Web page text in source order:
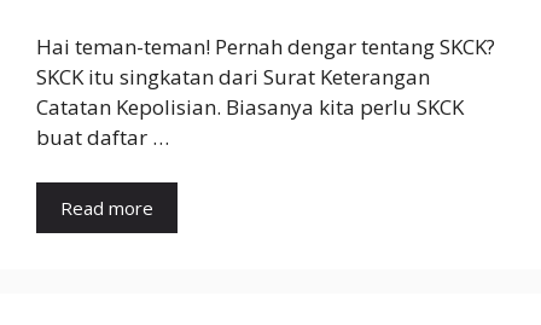
Hai teman-teman! Pernah dengar tentang SKCK?
SKCK itu singkatan dari Surat Keterangan
Catatan Kepolisian. Biasanya kita perlu SKCK
buat daftar …
Read more